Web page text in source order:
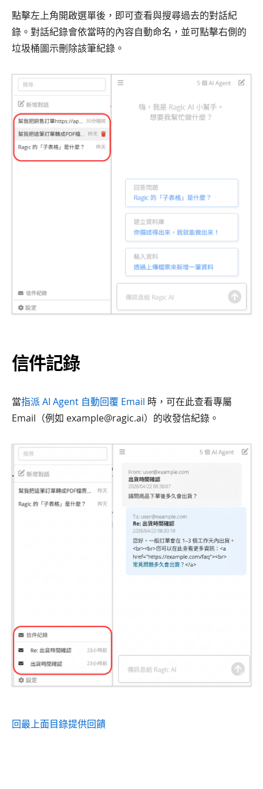
點擊左上角開啟選單後，即可查看與搜尋過去的對話紀
錄。對話紀錄會依當時的內容自動命名，並可點擊右側的
垃圾桶圖示刪除該筆紀錄。
信件記錄
當指派 AI Agent 自動回覆 Email 時，可在此查看專屬
Email（例如 example@ragic.ai）的收發信紀錄。
回最上面目錄提供回饋